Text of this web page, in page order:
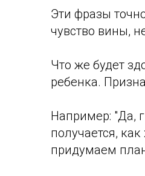
Эти фразы
чувство вины,
Что же будет
ребенка.
Например: "Да,
получается,
придумаем